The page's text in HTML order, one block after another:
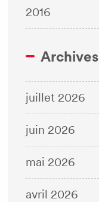
2016
Archives
juillet 2026
juin 2026
mai 2026
avril 2026